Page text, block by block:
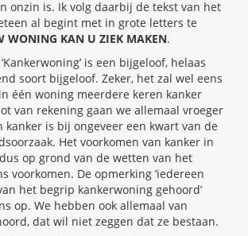
onzin is. Ik volg daarbij de tekst van het
al begint met in grote letters te
WONING KAN U ZIEK MAKEN.
‘Kankerwoning’ is een bijgeloof, helaas
soort bijgeloof. Zeker, het zal wel eens
één woning meerdere keren kanker
van rekening gaan we allemaal vroeger
kanker is bij ongeveer een kwart van de
Het voorkomen van kanker in
op grond van de wetten van het
voorkomen. De opmerking ‘iedereen
het begrip kankerwoning gehoord’
op. We hebben ook allemaal van
dat wil niet zeggen dat ze bestaan.